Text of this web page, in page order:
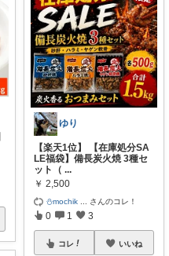
ゆり
【楽天1位】 【在庫処分SA
LE福袋】備長炭火焼 3種セ
ット（ ...
￥ 2,500
⛄mochik さんのコレ！
0 1 3
コレ いいね